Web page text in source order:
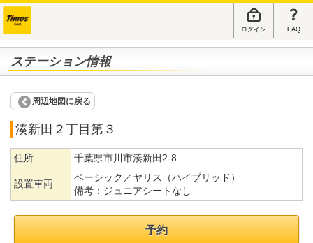
ログイン FAQ
ステーション情報
周辺地図に戻る
湊新田２丁目第３
住所 千葉県市川市湊新田2-8
設置車両
ベーシック／ヤリス（ハイブリッド）
備考： ジュニアシートなし
予約